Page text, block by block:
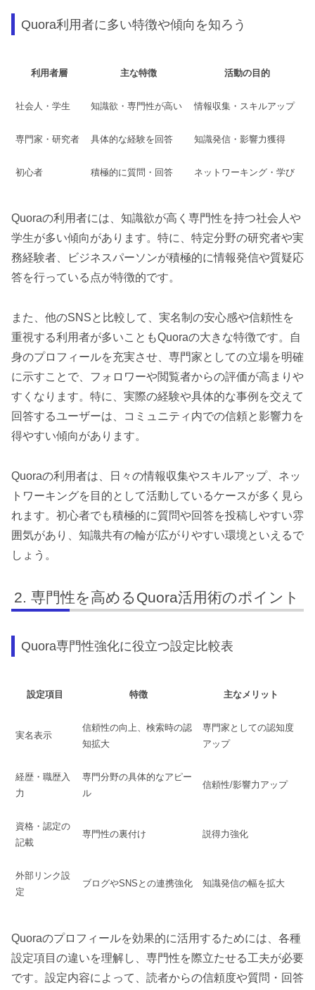
Quora利用者に多い特徴や傾向を知ろう
利用者層 主な特徴 活動の目的
社会人・学生 知識欲・専門性が高い 情報収集・スキルアップ
専門家・研究者 具体的な経験を回答 知識発信・影響力獲得
初心者 積極的に質問・回答 ネットワーキング・学び
Quoraの利用者には、知識欲が高く専門性を持つ社会人や
学生が多い傾向があります。特に、特定分野の研究者や実
務経験者、ビジネスパーソンが積極的に情報発信や質疑応
答を行っている点が特徴的です。
また、他のSNSと比較して、実名制の安心感や信頼性を
重視する利用者が多いこともQuoraの大きな特徴です。自
身のプロフィールを充実させ、専門家としての立場を明確
に示すことで、フォロワーや閲覧者からの評価が高まりや
すくなります。特に、実際の経験や具体的な事例を交えて
回答するユーザーは、コミュニティ内での信頼と影響力を
得やすい傾向があります。
Quoraの利用者は、日々の情報収集やスキルアップ、ネッ
トワーキングを目的として活動しているケースが多く見ら
れます。初心者でも積極的に質問や回答を投稿しやすい雰
囲気があり、知識共有の輪が広がりやすい環境といえるで
しょう。
専門性を高めるQuora活用術のポイント
Quora専門性強化に役立つ設定比較表
設定項目 特徴 主なメリット
実名表示
信頼性の向上、検索時の認
知拡大
専門家としての認知度
アップ
経歴・職歴入
力
専門分野の具体的なアピー
ル
信頼性/影響力アップ
資格・認定の
記載
専門性の裏付け 説得力強化
外部リンク設
定
ブログやSNSとの連携強化 知識発信の幅を拡大
Quoraのプロフィールを効果的に活用するためには、各種
設定項目の違いを理解し、専門性を際立たせる工夫が必要
です。設定内容によって、読者からの信頼度や質問・回答